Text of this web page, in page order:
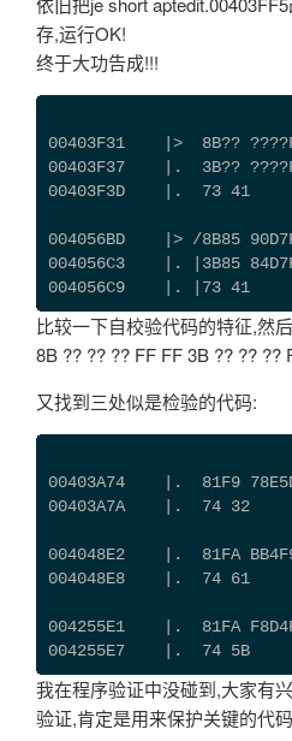
存,运行OK!
终于大功告成!!!
00403F31    |>  8B??
00403F37    |.  3B??
00403F3D    |.  73 41
004056BD    |> /8B85
004056C3    |. |3B85
004056C9    |. |73 41
比较一下自校验代码的特征,然
8B ?? ?? ?? FF FF 3B ?? ?? ??
又找到三处似是检验的代码:
00403A74    |.  81F9
00403A7A    |.  74 32
004048E2    |.  81FA
004048E8    |.  74 61
004255E1    |.  81FA
004255E7    |.  74 5B
我在程序验证中没碰到,大家有
验证,肯定是用来保护关键的代